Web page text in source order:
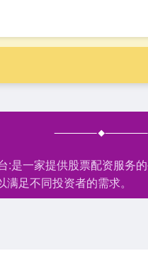
:是一家提供股票配资服务
足不同投资者的需求。